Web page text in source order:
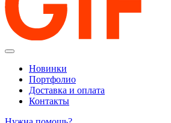
Новинки
Портфолио
Доставка и оплата
Контакты